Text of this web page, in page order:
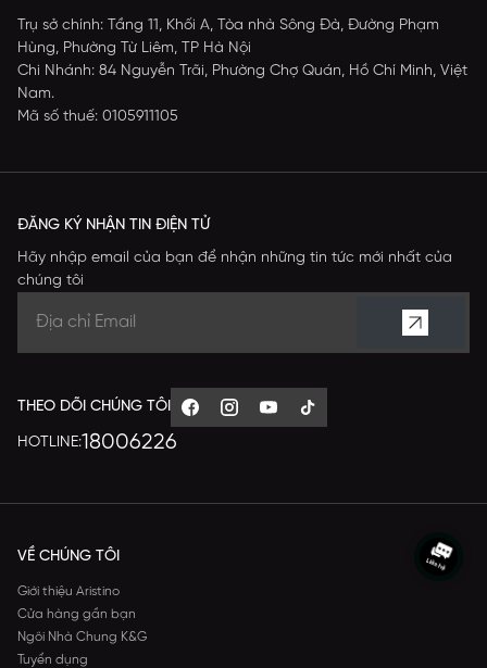
Trụ sở chính: Tầng 11, Khối A, Tòa nhà Sông Đà, Đường Phạm
Hùng, Phường Từ Liêm, TP Hà Nội
Chi Nhánh: 84 Nguyễn Trãi, Phường Chợ Quán, Hồ Chí Minh, Việt
Nam.
Mã số thuế: 0105911105
ĐĂNG KÝ NHẬN TIN ĐIỆN TỬ
Hãy nhập email của bạn để nhận những tin tức mới nhất của
chúng tôi
THEO DÕI CHÚNG TÔI
HOTLINE:18006226
VỀ CHÚNG TÔI
Giới thiệu Aristino
Cửa hàng gần bạn
Ngôi Nhà Chung K&G
Tuyển dụng